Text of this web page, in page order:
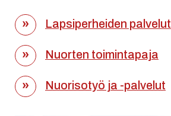
Lapsiperheiden palvelut
Nuorten toimintapaja
Nuorisotyö ja -palvelut